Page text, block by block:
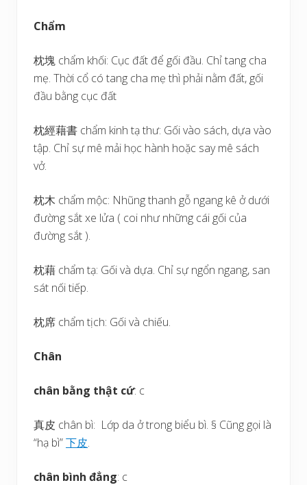
Chẩm
枕塊 chẩm khối: Cục đất để gối đầu. Chỉ tang cha
mẹ. Thời cổ có tang cha mẹ thì phải nằm đất, gối
đầu bằng cục đất
枕經藉書 chẩm kinh tạ thư: Gối vào sách, dựa vào
tập. Chỉ sự mê mải học hành hoặc say mê sách
vở.
枕木 chẩm mộc: Nhũng thanh gỗ ngang kê ở dưới
đường sắt xe lửa ( coi như những cái gối của
đường sắt ).
枕藉 chẩm tạ: Gối và dựa. Chỉ sự ngổn ngang, san
sát nối tiếp.
枕席 chẩm tịch: Gối và chiếu.
Chân
chân bằng thật cứ: c
真皮 chân bì: Lớp da ở trong biểu bì. § Cũng gọi là
“hạ bì”下皮.
chân bình đẳng: c